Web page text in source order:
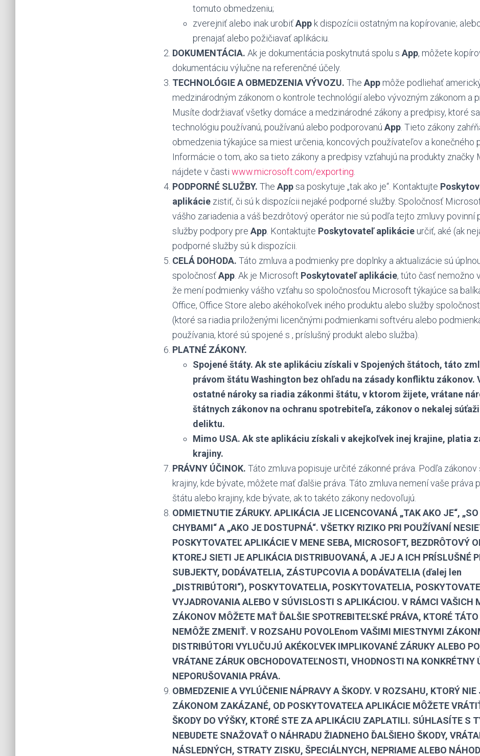
tomuto obmedzeniu;
zverejniť alebo inak urobiťApp k dispozícii ostatným na kopírovanie;
prenajať alebo požičiavať aplikáciu.
DOKUMENTÁCIA. Ak je dokumentácia poskytnutá spolu s App, môžete
dokumentáciu výlučne na referenčné účely.
TECHNOLÓGIE A OBMEDZENIA VÝVOZU. The App môže podliehať
medzinárodným zákonom o kontrole technológií alebo vývozným zákonom a
Musíte dodržiavať všetky domáce a medzinárodné zákony a predpisy, ktoré
technológiu používanú, používanú alebo podporovanú App . Tieto zákony
obmedzenia týkajúce sa miest určenia, koncových používateľov a konečného
Informácie o tom, ako sa tieto zákony a predpisy vzťahujú na produkty značky
nájdete v časti www.microsoft.com/exporting
PODPORNÉ SLUŽBY. The Appsa poskytuje „tak ako je“. Kontaktujte
aplikácie zistiť, či sú k dispozícii nejaké podporné služby. Spoločnosť
vášho zariadenia a váš bezdrôtový operátor nie sú podľa tejto zmluvy povinní
služby podpory pre App . Kontaktujte Poskytovateľ aplikácie určiť, aké (ak
podporné služby sú k dispozícii.
CELÁ DOHODA. Táto zmluva a podmienky pre doplnky a aktualizácie sú
spoločnosťApp . Ak je Microsoft Poskytovateľ aplikácie, túto časť nemožno
že mení podmienky vášho vzťahu so spoločnosťou Microsoft týkajúce sa
Office, Office Store alebo akéhokoľvek iného produktu alebo služby
(ktoré sa riadia priloženými licenčnými podmienkami softvéru alebo
používania, ktoré sú spojené s , príslušný produkt alebo služba).
PLATNÉ ZÁKONY.
Spojené štáty. Ak ste aplikáciu získali v Spojených štátoch, táto
právom štátu Washington bez ohľadu na zásady konfliktu zákonov.
ostatné nároky sa riadia zákonmi štátu, v ktorom žijete, vrátane
štátnych zákonov na ochranu spotrebiteľa, zákonov o nekalej
deliktu.
Mimo USA. Ak ste aplikáciu získali v akejkoľvek inej krajine, platia
krajiny.
PRÁVNY ÚČINOK. Táto zmluva popisuje určité zákonné práva. Podľa zákonov
krajiny, kde bývate, môžete mať ďalšie práva. Táto zmluva nemení vaše práva
štátu alebo krajiny, kde bývate, ak to takéto zákony nedovoľujú.
ODMIETNUTIE ZÁRUKY. APLIKÁCIA JE LICENCOVANÁ „TAK AKO JE“,
CHYBAMI“ A „AKO JE DOSTUPNÁ“. VŠETKY RIZIKO PRI POUŽÍVANÍ
POSKYTOVATEĽ APLIKÁCIE V MENE SEBA, MICROSOFT, BEZDRÔTOVÝ
KTOREJ SIETI JE APLIKÁCIA DISTRIBUOVANÁ, A JEJ A ICH PRÍSLUŠNÉ
SUBJEKTY, DODÁVATELIA, ZÁSTUPCOVIA A DODÁVATELIA (ďalej len
„DISTRIBÚTORI“), POSKYTOVATELIA, POSKYTOVATELIA,
VYJADROVANIA ALEBO V SÚVISLOSTI S APLIKÁCIOU. V RÁMCI VAŠICH
ZÁKONOV MÔŽETE MAŤ ĎALŠIE SPOTREBITEĽSKÉ PRÁVA, KTORÉ
NEMÔŽE ZMENIŤ. V ROZSAHU POVOLEnom VAŠIMI MIESTNYMI
DISTRIBÚTORI VYLUČUJÚ AKÉKOĽVEK IMPLIKOVANÉ ZÁRUKY ALEBO
VRÁTANE ZÁRUK OBCHODOVATEĽNOSTI, VHODNOSTI NA KONKRÉTNY
NEPORUŠOVANIA PRÁVA.
OBMEDZENIE A VYLÚČENIE NÁPRAVY A ŠKODY. V ROZSAHU, KTORÝ NIE
ZÁKONOM ZAKÁZANÉ, OD POSKYTOVATEĽA APLIKÁCIE MÔŽETE
ŠKODY DO VÝŠKY, KTORÉ STE ZA APLIKÁCIU ZAPLATILI. SÚHLASÍTE S
NEBUDETE SNAŽOVAŤ O NÁHRADU ŽIADNEHO ĎALŠIEHO ŠKODY,
NÁSLEDNÝCH, STRATY ZISKU, ŠPECIÁLNYCH, NEPRIAME ALEBO